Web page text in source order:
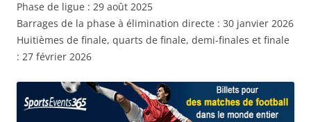
Phase de ligue : 29 août 2025
Barrages de la phase à élimination directe : 30 janvier 2026
Huitièmes de finale, quarts de finale, demi-finales et finale
: 27 février 2026